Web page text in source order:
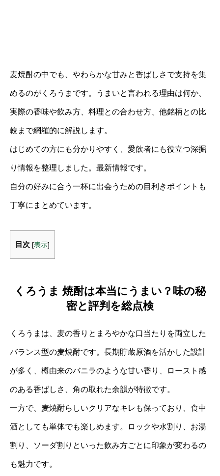
麦焼酎の中でも、やわらかな甘みと香ばしさで支持を集
めるのがくろうまです。うまいと言われる理由は何か、
実際の香味や飲み方、料理との合わせ方、他銘柄との比
較まで網羅的に解説します。
はじめての方にも分かりやすく、愛飲者にも役立つ深掘
り情報を整理しました。最新情報です。
自分の好みに合う一杯に出会うための目利きポイントも
丁寧にまとめています。
目次 [表示]
くろうま 焼酎は本当にうまい？味の秘
密と評判を総点検
くろうまは、麦の香りとまろやかな口当たりを両立した
バランス型の麦焼酎です。長期貯蔵原酒を活かした設計
が多く、樽由来のバニラのような甘い香り、ロースト感
のある香ばしさ、角の取れた余韻が特徴です。
一方で、麦焼酎らしいクリアなキレも保っており、食中
酒としても単体でも楽しめます。ロックや水割り、お湯
割り、ソーダ割りといった飲み方ごとに印象が変わるの
も魅力です。